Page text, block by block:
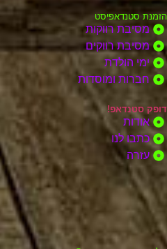
הזמנת סטנדאפיסט
מסיבת רווקות
מסיבת רווקים
ימי הולדת
חברות ומוסדות
דופק סטנדאפ!
אודות
כתבו לנו
עזרה